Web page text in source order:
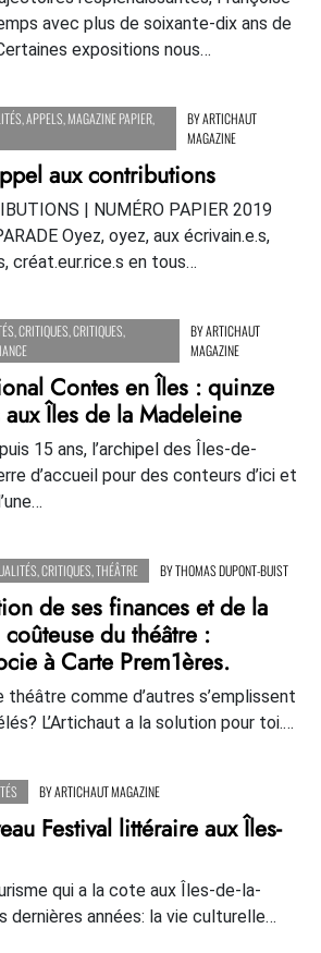
avec plus de soixante-dix ans de
expositions nous…
,APPELS MAGAZINE PAPIER BYARTICHAUT
MAGAZINE
aux contributions
| NUMÉRO PAPIER 2019
Oyez, oyez, aux écrivain.e.s,
créat.eur.rice.s en tous…
CRITIQUES CRITIQUES BYARTICHAUT
MAGAZINE
Contes en Îles : quinze
Îles de la Madeleine
15 ans, l’archipel des Îles-de-
d’accueil pour des conteurs d’ici et
CRITIQUES THÉÂTRE BYTHOMAS DUPONT-BUIST
de ses finances et de la
du théâtre :
à Carte Prem1ères.
théâtre comme d’autres s’emplissent
L’Artichaut a la solution pour toi.…
BYARTICHAUT MAGAZINE
Festival littéraire aux Îles-
qui a la cote aux Îles-de-la-
dernières années: la vie culturelle…